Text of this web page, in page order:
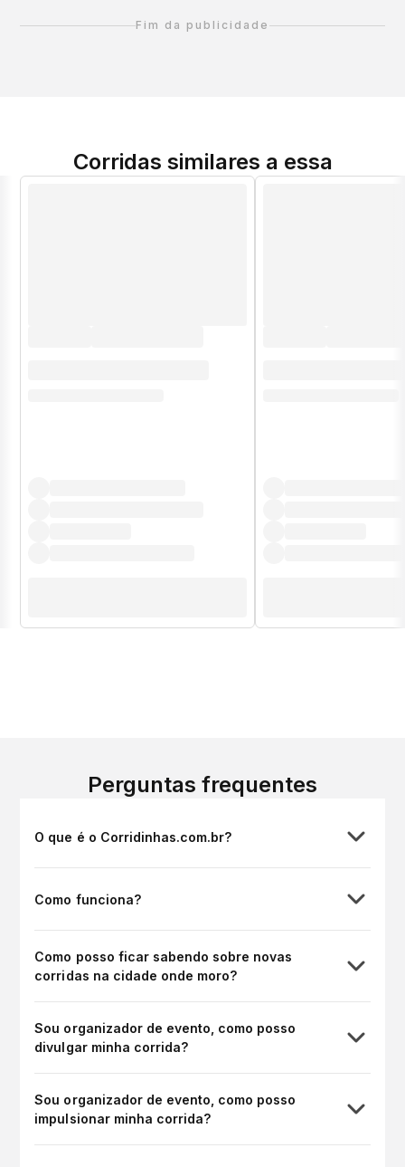
Fim da publicidade
Corridas similares a essa
Perguntas frequentes
O que é o Corridinhas.com.br?
Como funciona?
Como posso ficar sabendo sobre novas
corridas na cidade onde moro?
Sou organizador de evento, como posso
divulgar minha corrida?
Sou organizador de evento, como posso
impulsionar minha corrida?